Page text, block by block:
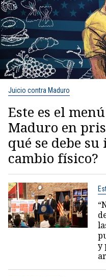
Juicio contra Maduro
Este es el
Maduro en
qué se debe
cambio físico?
y